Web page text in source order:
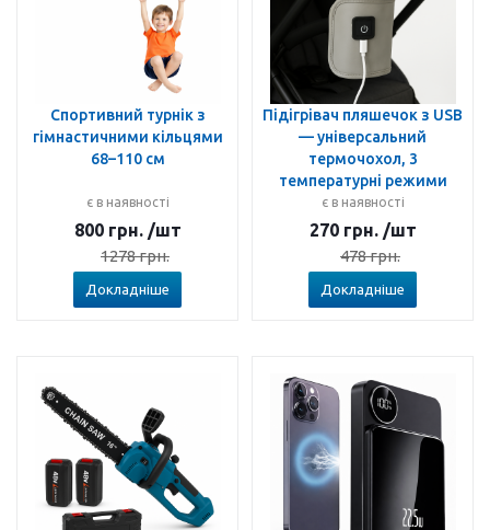
Спортивний турнік з
гімнастичними кільцями
68–110 см
є в наявності
800 грн. /шт
1278грн.
Докладніше
Підігрівач пляшечок з USB
— універсальний
термочохол, 3
температурні режими
є в наявності
270 грн. /шт
478грн.
Докладніше